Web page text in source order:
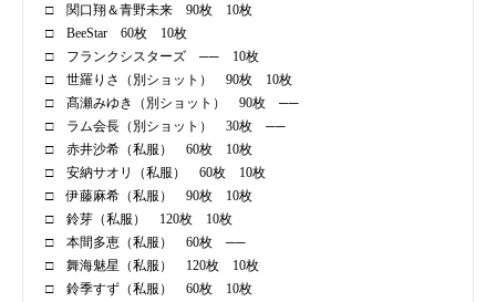
□ 関口翔＆青野未来 90枚 10枚
□ BeeStar 60枚 10枚
□ フランクシスターズ ── 10枚
□ 世羅りさ（別ショット） 90枚 10枚
□ 髙瀬みゆき（別ショット） 90枚 ──
□ ラム会長（別ショット） 30枚 ──
□ 赤井沙希（私服） 60枚 10枚
□ 安納サオリ（私服） 60枚 10枚
□ 伊藤麻希（私服） 90枚 10枚
□ 鈴芽（私服） 120枚 10枚
□ 本間多恵（私服） 60枚 ──
□ 舞海魅星（私服） 120枚 10枚
□ 鈴季すず（私服） 60枚 10枚